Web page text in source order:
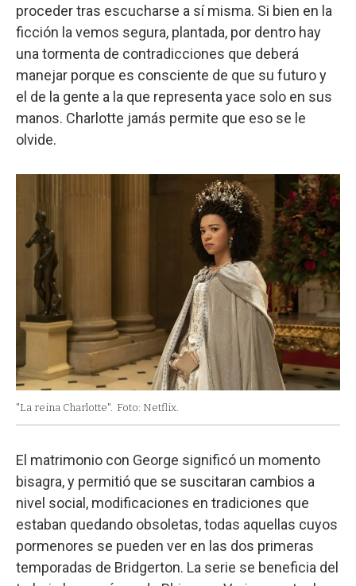
proceder tras escucharse a sí misma. Si bien en la
ficción la vemos segura, plantada, por dentro hay
una tormenta de contradicciones que deberá
manejar porque es consciente de que su futuro y
el de la gente a la que representa yace solo en sus
manos. Charlotte jamás permite que eso se le
olvide.
"La reina Charlotte". Foto: Netflix.
El matrimonio con George significó un momento
bisagra, y permitió que se suscitaran cambios a
nivel social, modificaciones en tradiciones que
estaban quedando obsoletas, todas aquellas cuyos
pormenores se pueden ver en las dos primeras
temporadas de Bridgerton. La serie se beneficia del